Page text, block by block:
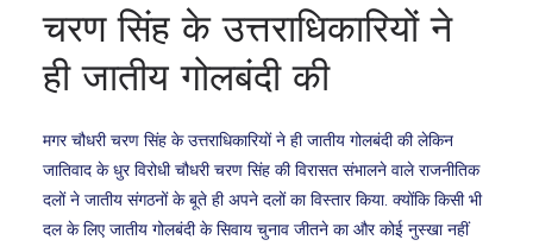
चरण सिंह के उत्तराधिकारियों ने
ही जातीय गोलबंदी की
मगर चौधरी चरण सिंह के उत्तराधिकारियों ने ही जातीय गोलबंदी की लेकिन
जातिवाद के धुर विरोधी चौधरी चरण सिंह की विरासत संभालने वाले राजनीतिक
दलों ने जातीय संगठनों के बूते ही अपने दलों का विस्तार किया. क्योंकि किसी भी
दल के लिए जातीय गोलबंदी के सिवाय चुनाव जीतने का और कोई नुस्खा नहीं